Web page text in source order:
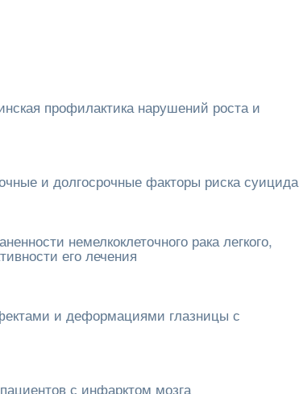
профилактика нарушений роста и
и долгосрочные факторы риска суицида
немелкоклеточного рака легкого,
его лечения
и деформациями глазницы с
с инфарктом мозга